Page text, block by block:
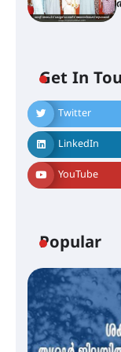
Get In
Twitter
LinkedIn
YouTube
Popular